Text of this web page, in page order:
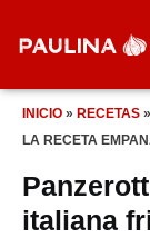
INICIO » RECETAS »
LA RECETA
italiana